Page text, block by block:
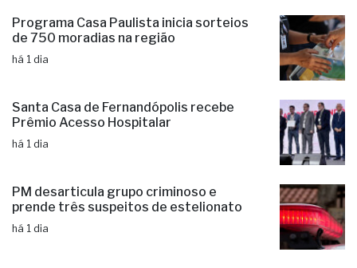
Programa Casa Paulista inicia sorteios
de 750 moradias na região
há 1 dia
Santa Casa de Fernandópolis recebe
Prêmio Acesso Hospitalar
há 1 dia
PM desarticula grupo criminoso e
prende três suspeitos de estelionato
há 1 dia